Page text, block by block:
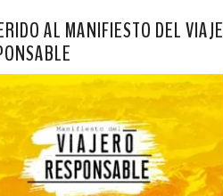
AL MANIFIESTO DEL